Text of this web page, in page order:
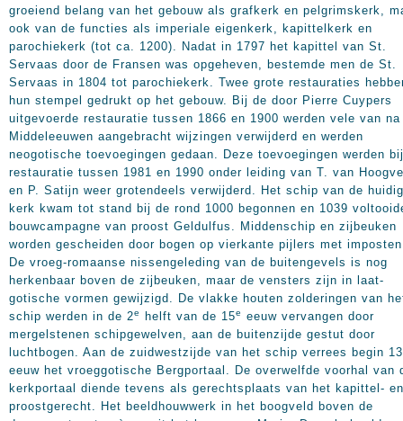
groeiend belang van het gebouw als grafkerk en pelgrimskerk,
ook van de functies als imperiale eigenkerk, kapittelkerk en
parochiekerk (tot ca. 1200). Nadat in 1797 het kapittel van St.
Servaas door de Fransen was opgeheven, bestemde men de St.
Servaas in 1804 tot parochiekerk. Twee grote restauraties
hun stempel gedrukt op het gebouw. Bij de door Pierre Cuypers
uitgevoerde restauratie tussen 1866 en 1900 werden vele van na
Middeleeuwen aangebracht wijzingen verwijderd en werden
neogotische toevoegingen gedaan. Deze toevoegingen werden
restauratie tussen 1981 en 1990 onder leiding van T. van
en P. Satijn weer grotendeels verwijderd. Het schip van de
kerk kwam tot stand bij de rond 1000 begonnen en 1039
bouwcampagne van proost Geldulfus. Middenschip en zijbeuken
worden gescheiden door bogen op vierkante pijlers met
De vroeg-romaanse nissengeleding van de buitengevels is nog
herkenbaar boven de zijbeuken, maar de vensters zijn in laat-
gotische vormen gewijzigd. De vlakke houten zolderingen van
schip werden in de 2e helft van de 15e
eeuw vervangen door
mergelstenen schipgewelven, aan de buitenzijde gestut door
luchtbogen. Aan de zuidwestzijde van het schip verrees begin 13
eeuw het vroeggotische Bergportaal. De overwelfde voorhal van
kerkportaal diende tevens als gerechtsplaats van het kapittel- en
proostgerecht. Het beeldhouwwerk in het boogveld boven de